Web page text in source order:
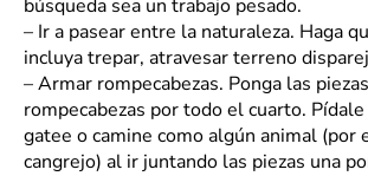
búsqueda sea un trabajo pesado.
– Ir a pasear entre la naturaleza. Haga
incluya trepar, atravesar terreno
–Armar rompecabezas. Ponga las
rompecabezas por todo el cuarto.
gatee o camine como algún animal (por
cangrejo) al ir juntando las piezas una